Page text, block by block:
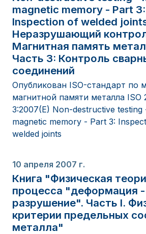
magnetic memory - Part 3:
Inspection of welded
Неразрушающий
Магнитная память
Часть 3: Контроль
соединений
Опубликован ISO-стандарт по
магнитной памяти металла ISO
3:2007(E) Non-destructive testing
magnetic memory - Part 3:
welded joints
10 апреля 2007 г.
Книга "Физическая
процесса "деформация -
разрушение". Часть I.
критерии предельных
металла"